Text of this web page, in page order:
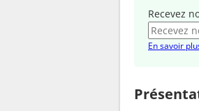
Recevez
En savoir